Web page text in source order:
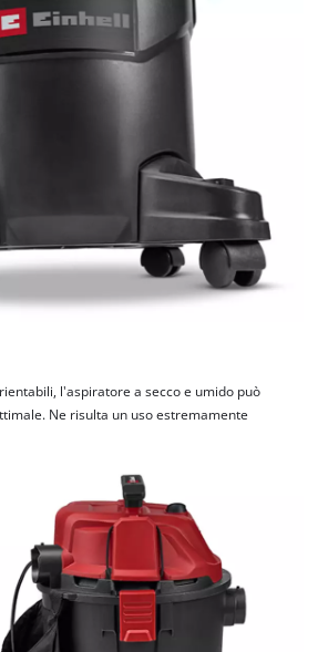
l'aspiratore a secco e umido può
Ne risulta un uso estremamente